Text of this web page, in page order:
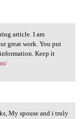
article. I am
great work. You put
Keep it
My spouse and i truly